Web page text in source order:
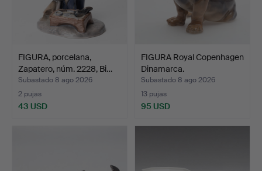
FIGURA, porcelana,
Zapatero, núm. 2228, Bi…
Subastado 8 ago 2026
2 pujas
43 USD
FIGURA Royal Copenhagen
Dinamarca.
Subastado 8 ago 2026
13 pujas
95 USD